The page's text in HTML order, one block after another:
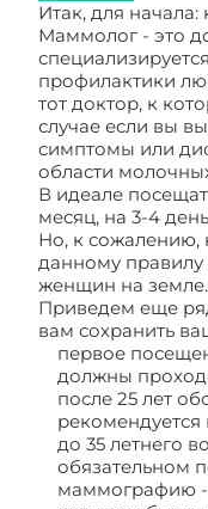
Итак, для
Маммолог - это
профилактики
тот доктор, к
случае если вы
симптомы или
области
В идеале
месяц, на 3-4
Но, к сожалению,
данному правилу
женщин на земле.
Приведем еще
вам сохранить
первое
должны
после 25 лет
до 35 летнего
обязательном
маммографию -